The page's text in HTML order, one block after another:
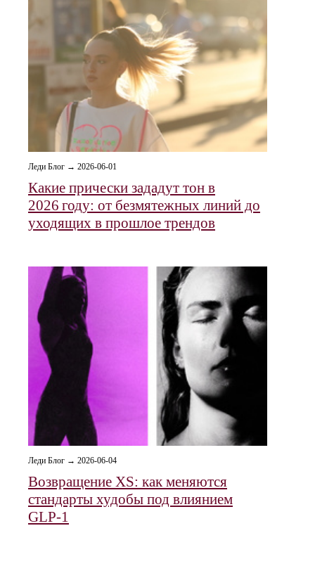
Леди Блог → 2026-06-01
Какие прически зададут тон в
2026 году: от безмятежных линий до
уходящих в прошлое трендов
Леди Блог → 2026-06-04
Возвращение XS: как меняются
стандарты худобы под влиянием
GLP‑1